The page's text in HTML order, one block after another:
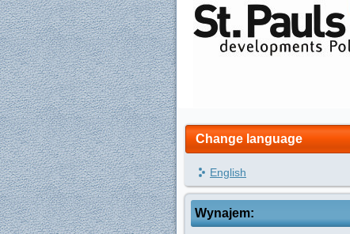
Change language
English
Wynajem: